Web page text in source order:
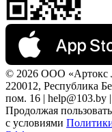
© 2026 ООО «Артокс
220012, Республика
пом. 16 | help@103.by |
Продолжая
с условиями